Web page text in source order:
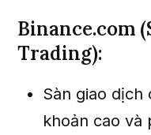
Binance.com
Trading):
Sàn giao dịch
khoản cao và